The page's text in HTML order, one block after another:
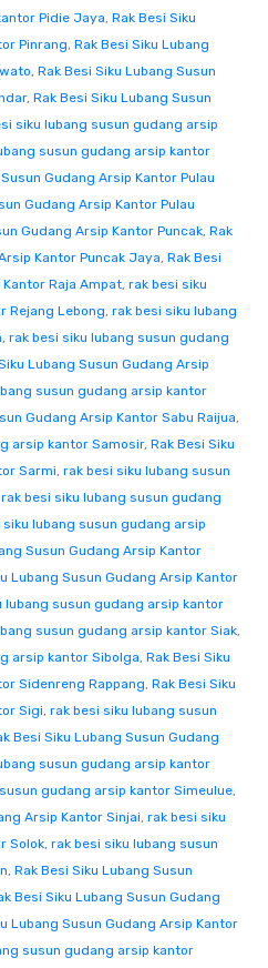
Pidie Jaya, Rak Besi Siku
Pinrang, Rak Besi Siku Lubang
, Rak Besi Siku Lubang Susun
, Rak Besi Siku Lubang Susun
siku lubang susun gudang arsip
susun gudang arsip kantor
Gudang Arsip Kantor Pulau
Gudang Arsip Kantor Pulau
Gudang Arsip Kantor Puncak, Rak
Kantor Puncak Jaya, Rak Besi
Raja Ampat, rak besi siku
Rejang Lebong, rak besi siku lubang
, rak besi siku lubang susun gudang
Lubang Susun Gudang Arsip
susun gudang arsip kantor
Gudang Arsip Kantor Sabu Raijua,
arsip kantor Samosir, Rak Besi Siku
Sarmi, rak besi siku lubang susun
rak besi siku lubang susun gudang
siku lubang susun gudang arsip
Susun Gudang Arsip Kantor
Lubang Susun Gudang Arsip Kantor
lubang susun gudang arsip kantor
susun gudang arsip kantor Siak,
arsip kantor Sibolga, Rak Besi Siku
Sidenreng Rappang, Rak Besi Siku
Sigi, rak besi siku lubang susun
Besi Siku Lubang Susun Gudang
susun gudang arsip kantor
gudang arsip kantor Simeulue,
Arsip Kantor Sinjai, rak besi siku
Solok, rak besi siku lubang susun
, Rak Besi Siku Lubang Susun
Besi Siku Lubang Susun Gudang
Lubang Susun Gudang Arsip Kantor
susun gudang arsip kantor